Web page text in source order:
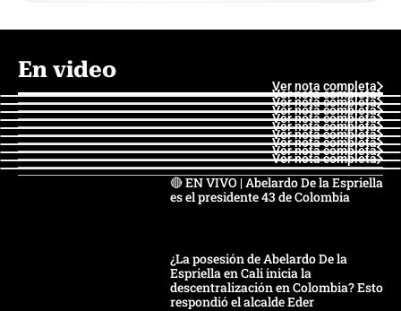
En video
Ver nota completa
Ver nota completa
Ver nota completa
Ver nota completa
Ver nota completa
Ver nota completa
Ver nota completa
Ver nota completa
Ver nota completa
Ver nota completa
🔴 EN VIVO | Abelardo De la Espriella
es el presidente 43 de Colombia
¿La posesión de Abelardo De la
Espriella en Cali inicia la
descentralización en Colombia? Esto
respondió el alcalde Eder